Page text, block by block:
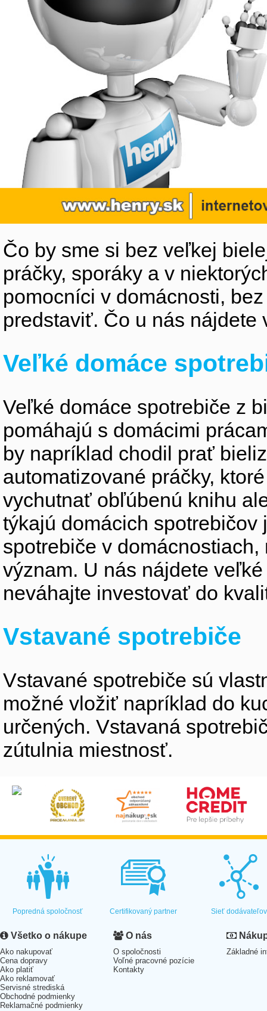
Čo by sme si bez veľkej
práčky, sporáky a v
pomocníci v domácnosti,
predstaviť. Čo u nás
Veľké domáce
Veľké domáce spotrebiče z
pomáhajú s domácimi
by napríklad chodil prať
automatizované práčky,
vychutnať obľúbenú knihu
týkajú domácich
spotrebiče v
význam. U nás nájdete
neváhajte investovať do
Vstavané spotrebiče
Vstavané spotrebiče sú
možné vložiť napríklad do
určených. Vstavaná
zútulnia miestnosť.
Popredná spoločnosť Certifikovaný partner Sieť dodávateľov
Všetko o nákupe
Ako nakupovať
Cena dopravy
Ako platiť
Ako reklamovať
Servisné strediská
Obchodné podmienky
Reklamačné podmienky
O nás
O spoločnosti
Voľné pracovné pozície
Kontakty
Základné